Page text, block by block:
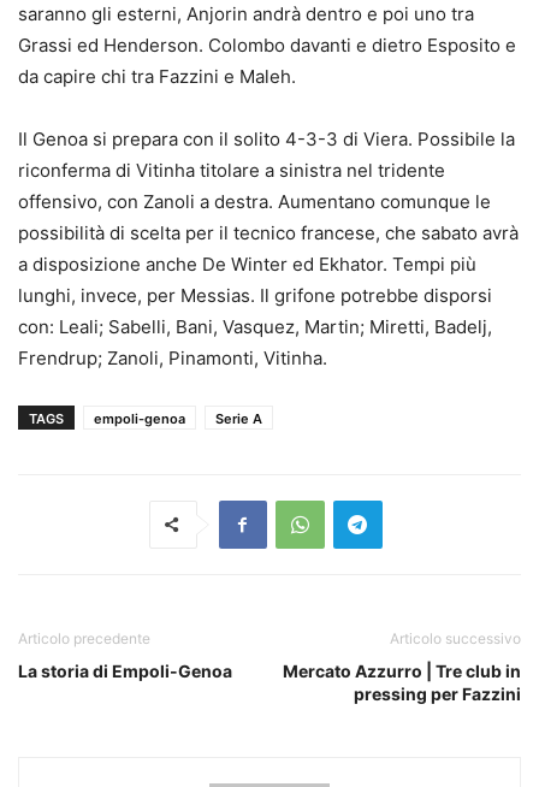
saranno gli esterni, Anjorin andrà dentro e poi uno tra
Grassi ed Henderson. Colombo davanti e dietro Esposito e
da capire chi tra Fazzini e Maleh.
Il Genoa si prepara con il solito 4-3-3 di Viera. Possibile la
riconferma di Vitinha titolare a sinistra nel tridente
offensivo, con Zanoli a destra. Aumentano comunque le
possibilità di scelta per il tecnico francese, che sabato avrà
a disposizione anche De Winter ed Ekhator. Tempi più
lunghi, invece, per Messias. Il grifone potrebbe disporsi
con: Leali; Sabelli, Bani, Vasquez, Martin; Miretti, Badelj,
Frendrup; Zanoli, Pinamonti, Vitinha.
TAGS empoli-genoa Serie A
Articolo precedente
La storia di Empoli-Genoa
Articolo successivo
Mercato Azzurro | Tre club in
pressing per Fazzini